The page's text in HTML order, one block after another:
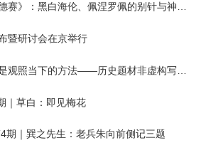
：黑白海伦、佩涅罗佩的别针与神秘入侵者
暨研讨会在京举行
照当下的方法——历史题材非虚构写作多人谈
｜草白：即见梅花
期｜巽之先生：老兵朱向前侧记三题